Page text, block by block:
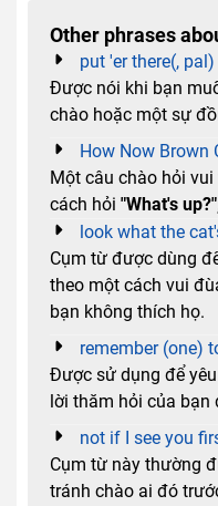
Other phrases
put 'er there(, pal)
Được nói khi bạn
chào hoặc một sự
How Now Brown
Một câu chào hỏi
cách hỏi "What's
look what the
Cụm từ được dùng
theo một cách vui
bạn không thích họ.
remember (one)
Được sử dụng để
lời thăm hỏi của bạn
not if I see you
Cụm từ này thường
tránh chào ai đó